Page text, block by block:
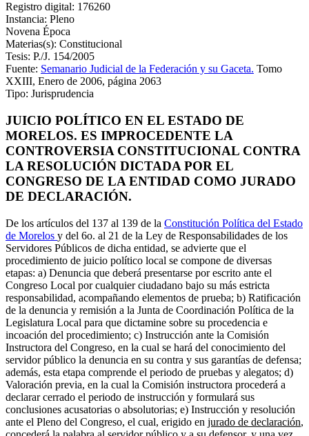
Registro digital: 176260
Instancia: Pleno
Novena Época
Materias(s): Constitucional
Tesis: P./J. 154/2005
Fuente: Semanario Judicial de la Federación y su Gaceta. Tomo
XXIII, Enero de 2006, página 2063
Tipo: Jurisprudencia
JUICIO POLÍTICO EN EL ESTADO DE
MORELOS. ES IMPROCEDENTE LA
CONTROVERSIA CONSTITUCIONAL CONTRA
LA RESOLUCIÓN DICTADA POR EL
CONGRESO DE LA ENTIDAD COMO JURADO
DE DECLARACIÓN.
De los artículos del 137 al 139 de la Constitución Política del Estado
de Morelos y del 6o. al 21 de la Ley de Responsabilidades de los
Servidores Públicos de dicha entidad, se advierte que el
procedimiento de juicio político local se compone de diversas
etapas: a) Denuncia que deberá presentarse por escrito ante el
Congreso Local por cualquier ciudadano bajo su más estricta
responsabilidad, acompañando elementos de prueba; b) Ratificación
de la denuncia y remisión a la Junta de Coordinación Política de la
Legislatura Local para que dictamine sobre su procedencia e
incoación del procedimiento; c) Instrucción ante la Comisión
Instructora del Congreso, en la cual se hará del conocimiento del
servidor público la denuncia en su contra y sus garantías de defensa;
además, esta etapa comprende el periodo de pruebas y alegatos; d)
Valoración previa, en la cual la Comisión instructora procederá a
declarar cerrado el periodo de instrucción y formulará sus
conclusiones acusatorias o absolutorias; e) Instrucción y resolución
ante el Pleno del Congreso, el cual, erigido en jurado de declaración,